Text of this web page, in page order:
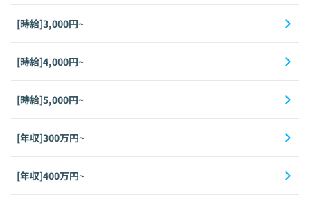
[時給]3,000円~
[時給]4,000円~
[時給]5,000円~
[年収]300万円~
[年収]400万円~